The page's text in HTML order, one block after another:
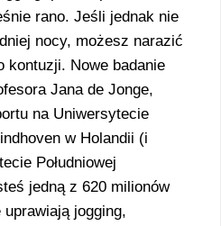
rano. Jeśli jednak nie
nocy, możesz narazić
kontuzji. Nowe badanie
Jana de Jonge,
na Uniwersytecie
w Holandii (i
Południowej
jedną z 620 milionów
jogging,